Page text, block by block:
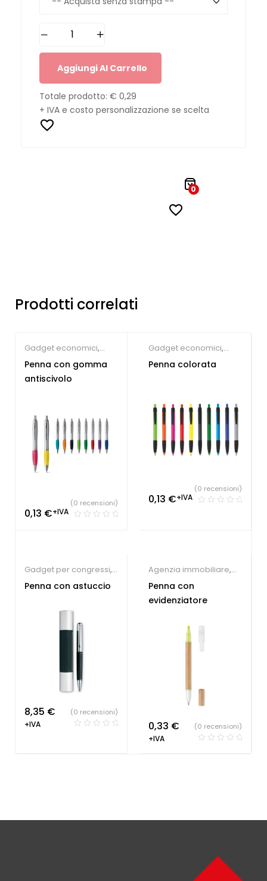
Aggiungi Al Carrello
Totale prodotto: € 0,29
+ IVA e costo personalizzazione se scelta
0
Prodotti correlati
Gadget economici,
Penne Personalizzate
Penna con gomma
antiscivolo
0,13 €+IVA
(0 recensioni)
Gadget economici,
Penne Personalizzate
Penna colorata
0,13 €+IVA
(0 recensioni)
Gadget per congressi,
Penne Personalizzate
Penna con astuccio
8,35 €
+IVA
(0 recensioni)
Agenzia immobiliare,
Concessionari auto e
meccanici,Farmacie
dentistico,Penne
Personalizzate
Penna con
evidenziatore
0,33 €
+IVA
(0 recensioni)